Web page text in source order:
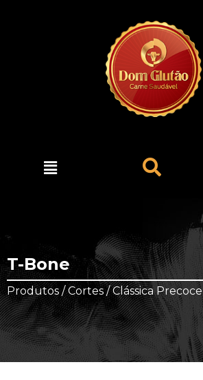
T-Bone
Produtos / Cortes / Clássica Precoce